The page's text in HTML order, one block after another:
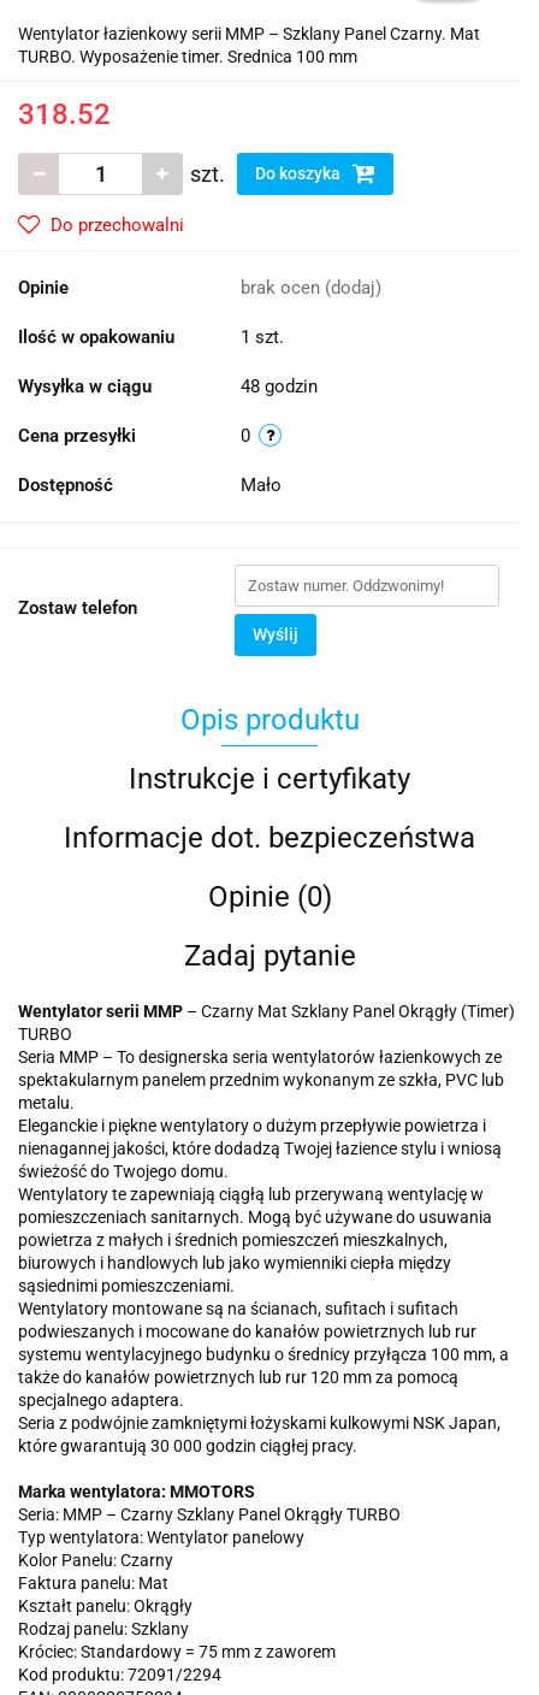
Wentylator łazienkowy serii MMP – Szklany Panel Czarny. Mat
TURBO. Wyposażenie timer. Srednica 100 mm
318.52
szt. Do koszyka
Do przechowalni
Opinie brak ocen (dodaj)
Ilość w opakowaniu 1 szt.
Wysyłka w ciągu 48 godzin
Cena przesyłki 0
Dostępność Mało
Zostaw telefon
Wyślij
Opis produktu
Instrukcje i certyfikaty
Informacje dot. bezpieczeństwa
Opinie (0)
Zadaj pytanie
Wentylator serii MMP – Czarny Mat Szklany Panel Okrągły (Timer)
TURBO
Seria MMP – To designerska seria wentylatorów łazienkowych ze
spektakularnym panelem przednim wykonanym ze szkła, PVC lub
metalu.
Eleganckie i piękne wentylatory o dużym przepływie powietrza i
nienagannej jakości, które dodadzą Twojej łazience stylu i wniosą
świeżość do Twojego domu.
Wentylatory te zapewniają ciągłą lub przerywaną wentylację w
pomieszczeniach sanitarnych. Mogą być używane do usuwania
powietrza z małych i średnich pomieszczeń mieszkalnych,
biurowych i handlowych lub jako wymienniki ciepła między
sąsiednimi pomieszczeniami.
Wentylatory montowane są na ścianach, sufitach i sufitach
podwieszanych i mocowane do kanałów powietrznych lub rur
systemu wentylacyjnego budynku o średnicy przyłącza 100 mm, a
także do kanałów powietrznych lub rur 120 mm za pomocą
specjalnego adaptera.
Seria z podwójnie zamkniętymi łożyskami kulkowymi NSK Japan,
które gwarantują 30 000 godzin ciągłej pracy.
Marka wentylatora: MMOTORS
Seria: MMP – Czarny Szklany Panel Okrągły TURBO
Typ wentylatora: Wentylator panelowy
Kolor Panelu: Czarny
Faktura panelu: Mat
Kształt panelu: Okrągły
Rodzaj panelu: Szklany
Króciec: Standardowy = 75 mm z zaworem
Kod produktu: 72091/2294